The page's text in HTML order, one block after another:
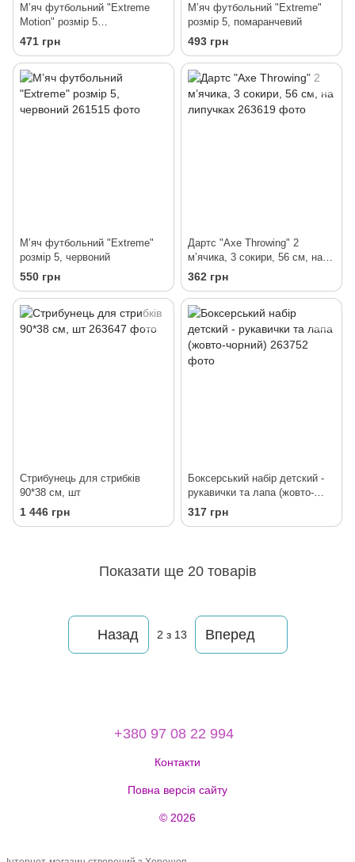
Мʼяч футбольний "Extreme
Motion" розмір 5
(помаранчевий)
471 грн
Мʼяч футбольний "Extreme"
розмір 5, помаранчевий
493 грн
Мʼяч футбольний "Extreme"
розмір 5, червоний
550 грн
Дартс "Axe Throwing" 2
мʼячика, 3 сокири, 56 см, на
липучках
362 грн
Стрибунець для стрибків
90*38 см, шт
1 446 грн
Боксерський набір детский -
рукавички та лапа (жовто-
чорний)
317 грн
Показати ще 20 товарів
Назад 2 з 13 Вперед
+380 97 08 22 994
Контакти
Повна версія сайту
© 2026